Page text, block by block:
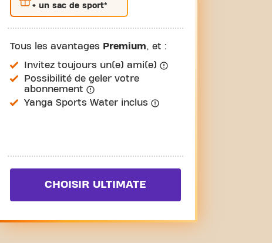
+ un sac de sport*
Tous les avantages Premium, et :
Invitez toujours un(e) ami(e)
Possibilité de geler votre
abonnement
Yanga Sports Water inclus
CHOISIR ULTIMATE